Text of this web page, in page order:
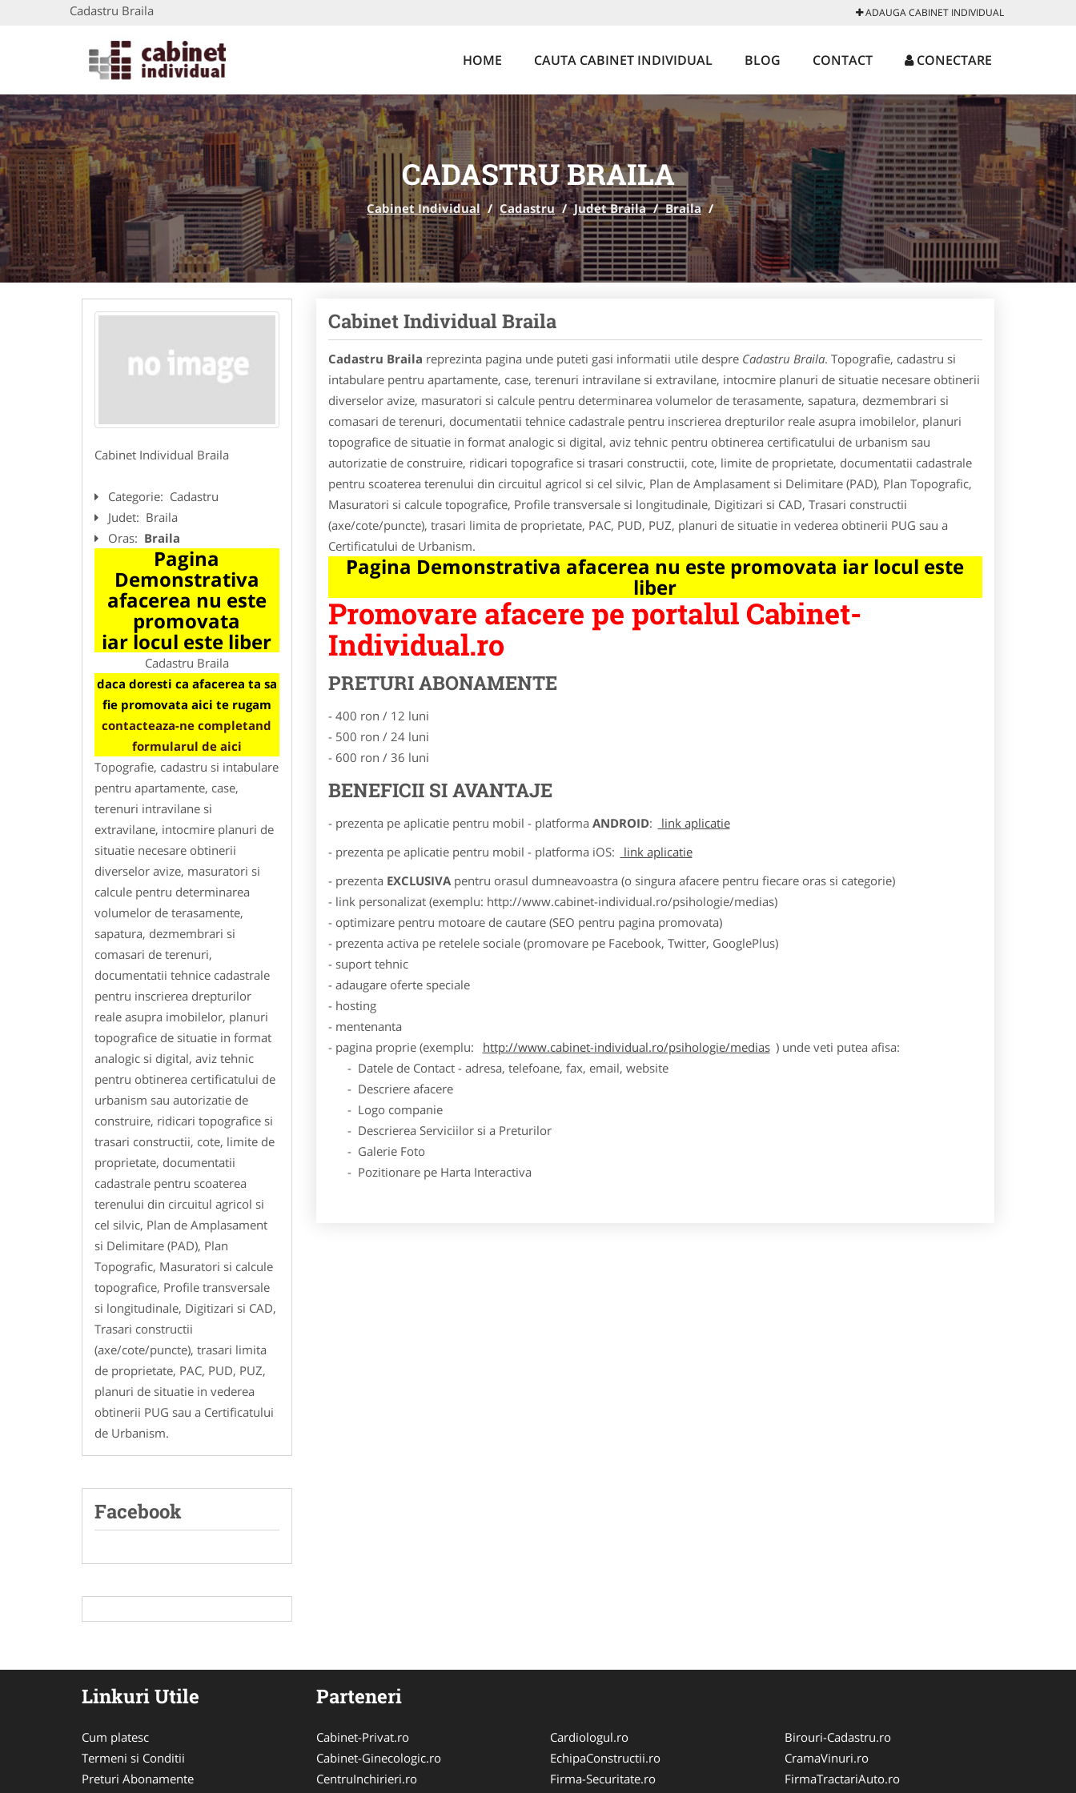
Cadastru Braila ADAUGA CABINET INDIVIDUAL
HOME CAUTA CABINET INDIVIDUAL BLOG CONTACT CONECTARE
CADASTRU BRAILA
Cabinet Individual / Cadastru / Judet Braila / Braila /
Cabinet Individual Braila
Categorie: Cadastru
Judet: Braila
Oras: Braila
Pagina
Demonstrativa
afacerea nu este
promovata
iar locul este liber
Cadastru Braila
daca doresti ca afacerea ta sa
fie promovata aici te rugam
contacteaza-ne completand
formularul de aici
Topografie, cadastru si intabulare
pentru apartamente, case,
terenuri intravilane si
extravilane, intocmire planuri de
situatie necesare obtinerii
diverselor avize, masuratori si
calcule pentru determinarea
volumelor de terasamente,
sapatura, dezmembrari si
comasari de terenuri,
documentatii tehnice cadastrale
pentru inscrierea drepturilor
reale asupra imobilelor, planuri
topografice de situatie in format
analogic si digital, aviz tehnic
pentru obtinerea certificatului de
urbanism sau autorizatie de
construire, ridicari topografice si
trasari constructii, cote, limite de
proprietate, documentatii
cadastrale pentru scoaterea
terenului din circuitul agricol si
cel silvic, Plan de Amplasament
si Delimitare (PAD), Plan
Topografic, Masuratori si calcule
topografice, Profile transversale
si longitudinale, Digitizari si CAD,
Trasari constructii
(axe/cote/puncte), trasari limita
de proprietate, PAC, PUD, PUZ,
planuri de situatie in vederea
obtinerii PUG sau a Certificatului
de Urbanism.
Facebook
Cabinet Individual Braila
Cadastru Braila reprezinta pagina unde puteti gasi informatii utile despre Cadastru Braila. Topografie, cadastru si
intabulare pentru apartamente, case, terenuri intravilane si extravilane, intocmire planuri de situatie necesare obtinerii
diverselor avize, masuratori si calcule pentru determinarea volumelor de terasamente, sapatura, dezmembrari si
comasari de terenuri, documentatii tehnice cadastrale pentru inscrierea drepturilor reale asupra imobilelor, planuri
topografice de situatie in format analogic si digital, aviz tehnic pentru obtinerea certificatului de urbanism sau
autorizatie de construire, ridicari topografice si trasari constructii, cote, limite de proprietate, documentatii cadastrale
pentru scoaterea terenului din circuitul agricol si cel silvic, Plan de Amplasament si Delimitare (PAD), Plan Topografic,
Masuratori si calcule topografice, Profile transversale si longitudinale, Digitizari si CAD, Trasari constructii
(axe/cote/puncte), trasari limita de proprietate, PAC, PUD, PUZ, planuri de situatie in vederea obtinerii PUG sau a
Certificatului de Urbanism.
Pagina Demonstrativa afacerea nu este promovata iar locul este
liber
Promovare afacere pe portalul Cabinet-
Individual.ro
PRETURI ABONAMENTE
- 400 ron / 12 luni
- 500 ron / 24 luni
- 600 ron / 36 luni
BENEFICII SI AVANTAJE
- prezenta pe aplicatie pentru mobil - platforma ANDROID:
link aplicatie
- prezenta pe aplicatie pentru mobil - platforma iOS:
link aplicatie
- prezenta EXCLUSIVApentru orasul dumneavoastra (o singura afacere pentru fiecare oras si categorie)
- link personalizat (exemplu: http://www.cabinet-individual.ro/psihologie/medias)
- optimizare pentru motoare de cautare (SEO pentru pagina promovata)
- prezenta activa pe retelele sociale (promovare pe Facebook, Twitter, GooglePlus)
- suport tehnic
- adaugare oferte speciale
- hosting
- mentenanta
- pagina proprie (exemplu:
http://www.cabinet-individual.ro/psihologie/medias ) unde veti putea afisa:
- Datele de Contact - adresa, telefoane, fax, email, website
- Descriere afacere
- Logo companie
- Descrierea Serviciilor si a Preturilor
- Galerie Foto
- Pozitionare pe Harta Interactiva
Linkuri Utile
Cum platesc
Termeni si Conditii
Preturi Abonamente
Parteneri
Cabinet-Privat.ro
Cabinet-Ginecologic.ro
CentruInchirieri.ro
Cardiologul.ro
EchipaConstructii.ro
Firma-Securitate.ro
Birouri-Cadastru.ro
CramaVinuri.ro
FirmaTractariAuto.ro